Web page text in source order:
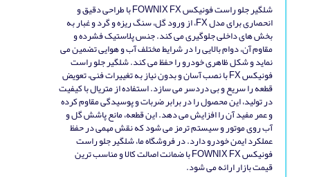
شلگیر جلو راست فونیکس FOWNIX FX با طراحی دقیق و
انحصاری برای مدل FX، از ورود گل، سنگ‌ ریزه و گرد و غبار به
بخش‌ های داخلی جلوگیری می‌ کند. جنس پلاستیک فشرده و
مقاوم آن، دوام بالایی را در شرایط مختلف آب‌ و هوایی تضمین می‌
نماید و شکل ظاهری خودرو را حفظ می‌ کند. شلگیر جلو راست
فونیکس FX با نصب آسان و بدون نیاز به تغییرات فنی، تعویض
قطعه را سریع و بی‌ دردسر می‌ سازد. استفاده از متریال با کیفیت
در تولید، این محصول را در برابر ضربات و پوسیدگی مقاوم کرده
و عمر مفید آن را افزایش می‌ دهد. این قطعه، مانع پاشش گل و
آب روی موتور و سیستم ترمز می‌ شود که نقش مهمی در حفظ
عملکرد ایمن خودرو دارد. در فروشگاه ما، شلگیر جلو راست
فونیکس FOWNIX FX با ضمانت اصالت کالا و مناسب‌ ترین
قیمت بازار ارائه می‌ شود.